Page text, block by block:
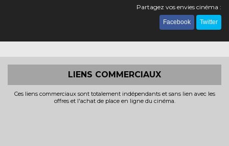
Partagez vos envies cinéma :
Facebook Twitter
LIENS COMMERCIAUX
Ces liens commerciaux sont totalement indépendants et sans lien avec les
offres et l'achat de place en ligne du cinéma.